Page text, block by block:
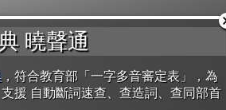
曉聲通
，符合教育部「一字多音審定表」，為
援 自動斷詞速查、查造詞、查同部首